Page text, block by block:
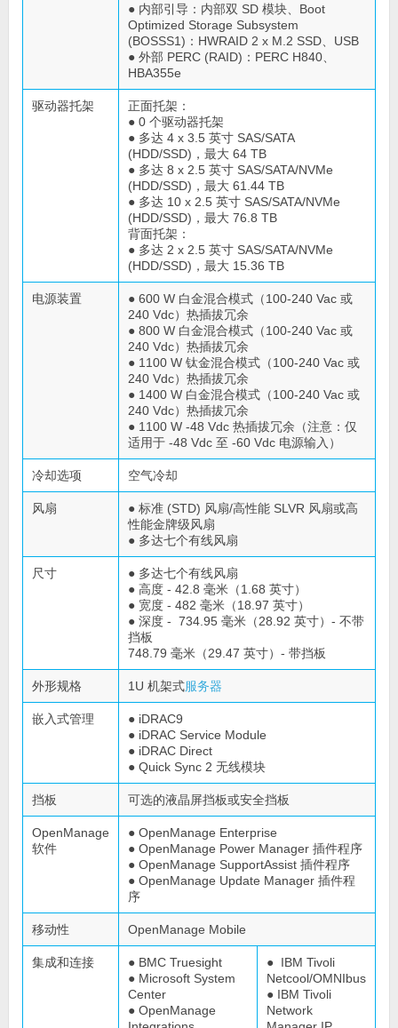
● 内部引导：内部双 SD 模块、Boot
Optimized Storage Subsystem
(BOSSS1)：HWRAID 2 x M.2 SSD、USB
● 外部 PERC (RAID)：PERC H840、
HBA355e
驱动器托架
正面托架：
● 0 个驱动器托架
● 多达 4 x 3.5 英寸 SAS/SATA
(HDD/SSD)，最大 64 TB
● 多达 8 x 2.5 英寸 SAS/SATA/NVMe
(HDD/SSD)，最大 61.44 TB
● 多达 10 x 2.5 英寸 SAS/SATA/NVMe
(HDD/SSD)，最大 76.8 TB
背面托架：
● 多达 2 x 2.5 英寸 SAS/SATA/NVMe
(HDD/SSD)，最大 15.36 TB
电源装置
● 600 W 白金混合模式（100-240 Vac 或
240 Vdc）热插拔冗余
● 800 W 白金混合模式（100-240 Vac 或
240 Vdc）热插拔冗余
● 1100 W 钛金混合模式（100-240 Vac 或
240 Vdc）热插拔冗余
● 1400 W 白金混合模式（100-240 Vac 或
240 Vdc）热插拔冗余
● 1100 W -48 Vdc 热插拔冗余（注意：仅
适用于 -48 Vdc 至 -60 Vdc 电源输入）
冷却选项 空气冷却
风扇
● 标准 (STD) 风扇/高性能 SLVR 风扇或高
性能金牌级风扇
● 多达七个有线风扇
尺寸
● 多达七个有线风扇
● 高度 - 42.8 毫米（1.68 英寸）
● 宽度 - 482 毫米（18.97 英寸）
● 深度 - 734.95 毫米（28.92 英寸）- 不带
挡板
748.79 毫米（29.47 英寸）- 带挡板
外形规格 1U 机架式服务器
嵌入式管理
● iDRAC9
● iDRAC Service Module
● iDRAC Direct
● Quick Sync 2 无线模块
挡板 可选的液晶屏挡板或安全挡板
OpenManage
软件
● OpenManage Enterprise
● OpenManage Power Manager 插件程序
● OpenManage SupportAssist 插件程序
● OpenManage Update Manager 插件程
序
移动性 OpenManage Mobile
集成和连接
● BMC Truesight
● Microsoft System
Center
● OpenManage
● IBM Tivoli
Netcool/OMNIbus
● IBM Tivoli
Network